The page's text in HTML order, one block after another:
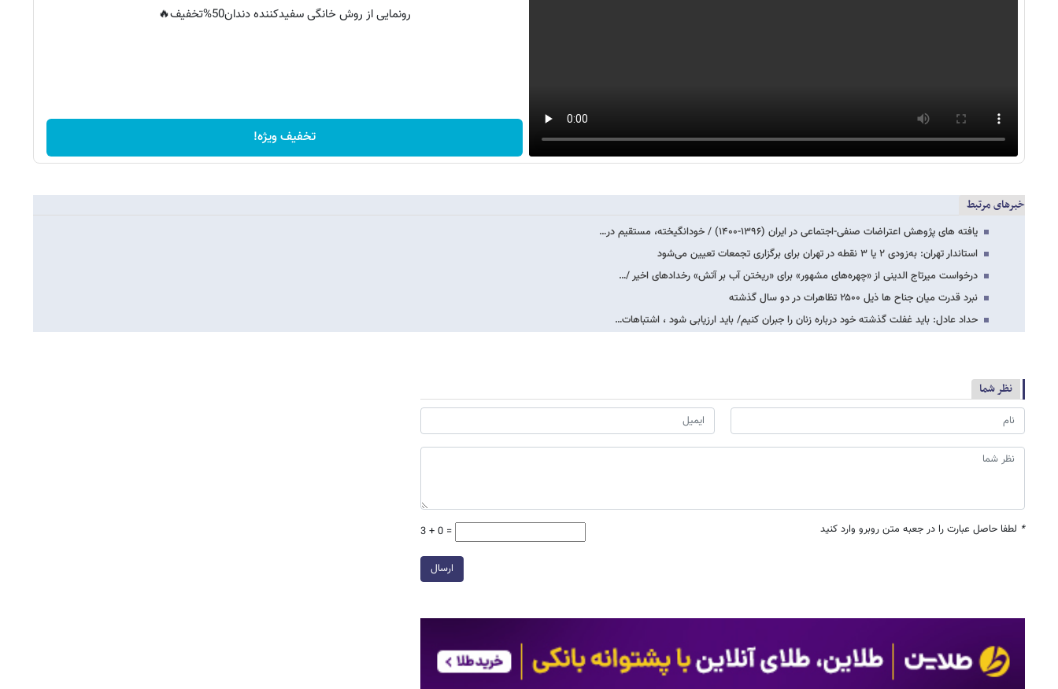
رونمایی از روش خانگی سفیدکننده دندان50%تخفیف🔥
تخفیف ویژه!
خبرهای مرتبط
یافته های پژوهش اعتراضات صنفی-اجتماعی در ایران (۱۳۹۶-۱۴۰۰) / خودانگیخته، مستقیم در…
استاندار تهران: به‌زودی ۲ یا ۳ نقطه در تهران برای برگزاری تجمعات تعیین می‌شود
درخواست میرتاج الدینی از «چهره‌های مشهور» برای «ریختن آب بر آتش» رخدادهای اخیر /…
نبرد قدرت میان جناح ها ذیل ۲۵۰۰ تظاهرات در دو سال گذشته
حداد عادل: باید غفلت گذشته خود درباره زنان را جبران کنیم/ باید ارزیابی شود ، اشتباهات…
نظر شما
* لطفا حاصل عبارت را در جعبه متن روبرو وارد کنید 3 + 0 =
ارسال